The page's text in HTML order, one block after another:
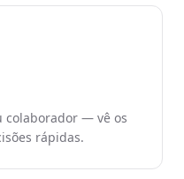
colaborador — vê os
rápidas.